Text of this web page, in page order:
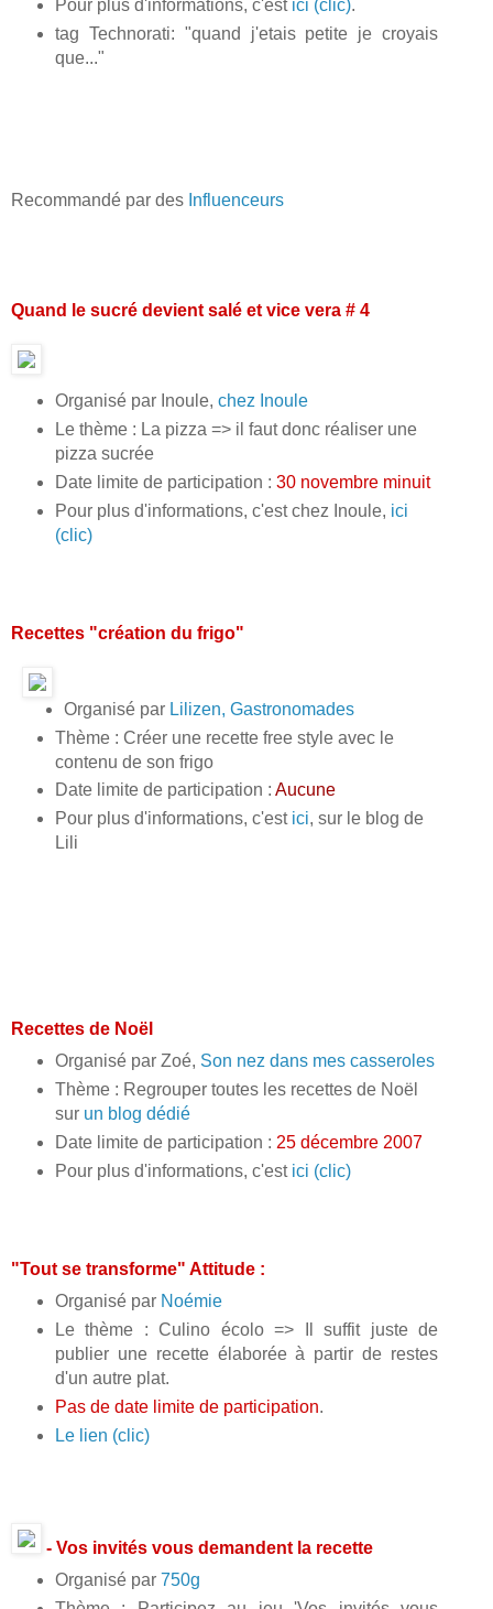
Pour plus d'informations, c'est ici (clic).
tag Technorati: "quand j'etais petite je croyais
que..."
Recommandé par des Influenceurs
Quand le sucré devient salé et vice vera # 4
Organisé par Inoule, chez Inoule
Le thème : La pizza => il faut donc réaliser une
pizza sucrée
Date limite de participation : 30 novembre minuit
Pour plus d'informations, c'est chez Inoule, ici
(clic)
Recettes "création du frigo"
Organisé par Lilizen, Gastronomades
Thème : Créer une recette free style avec le
contenu de son frigo
Date limite de participation : Aucune
Pour plus d'informations, c'est ici, sur le blog de
Lili
Recettes de Noël
Organisé par Zoé, Son nez dans mes casseroles
Thème : Regrouper toutes les recettes de Noël
sur un blog dédié
Date limite de participation : 25 décembre 2007
Pour plus d'informations, c'est ici (clic)
"Tout se transforme" Attitude :
Organisé par Noémie
Le thème : Culino écolo => Il suffit juste de
publier une recette élaborée à partir de restes
d'un autre plat.
Pas de date limite de participation.
Le lien (clic)
- Vos invités vous demandent la recette
Organisé par 750g